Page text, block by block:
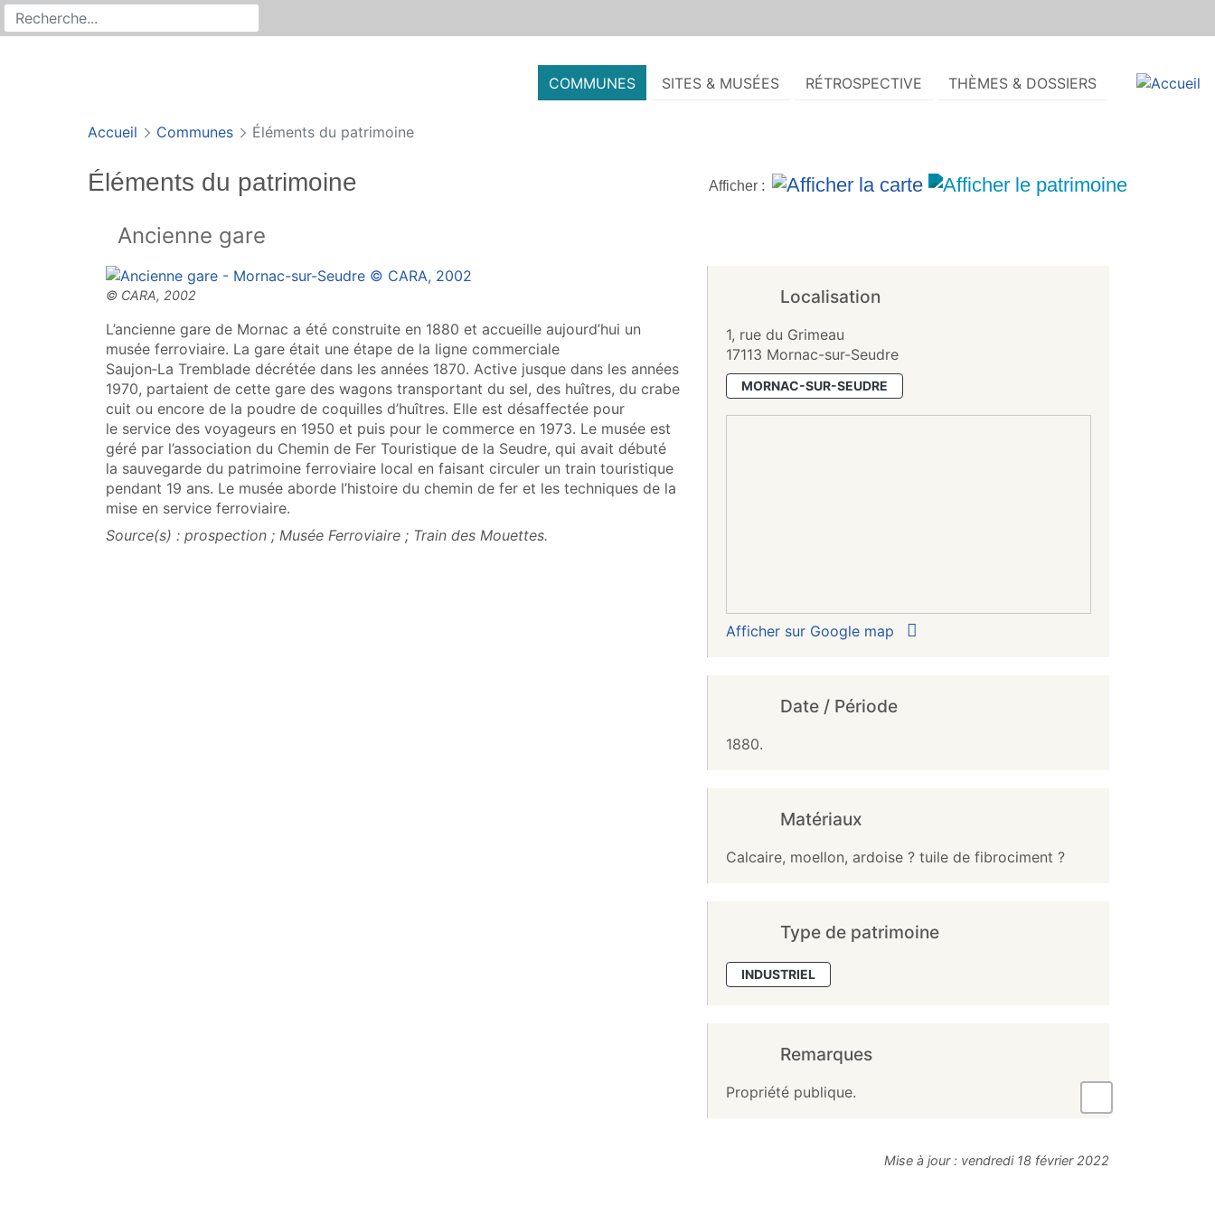
Recherche sur le site
Rechercher
COMMUNES SITES & MUSÉES RÉTROSPECTIVE THÈMES & DOSSIERS
Accueil Communes Éléments du patrimoine
Afficher :
Éléments du patrimoine
Ancienne gare
L’ancienne gare de Mornac a été construite en 1880 et accueille aujourd’hui un
musée ferroviaire. La gare était une étape de la ligne commerciale
Saujon‑La Tremblade décrétée dans les années 1870. Active jusque dans les années
1970, partaient de cette gare des wagons transportant du sel, des huîtres, du crabe
cuit ou encore de la poudre de coquilles d’huîtres. Elle est désaffectée pour
le service des voyageurs en 1950 et puis pour le commerce en 1973. Le musée est
géré par l’association du Chemin de Fer Touristique de la Seudre, qui avait débuté
la sauvegarde du patrimoine ferroviaire local en faisant circuler un train touristique
pendant 19 ans. Le musée aborde l’histoire du chemin de fer et les techniques de la
mise en service ferroviaire.
Source(s) : prospection ; Musée Ferroviaire ; Train des Mouettes.
Localisation
1, rue du Grimeau
17113 Mornac-sur-Seudre
MORNAC-SUR-SEUDRE
Afficher sur Google map
Date / Période
1880.
Matériaux
Calcaire, moellon, ardoise ? tuile de fibrociment ?
Type de patrimoine
INDUSTRIEL
Remarques
Propriété publique.
Mise à jour : vendredi 18 février 2022